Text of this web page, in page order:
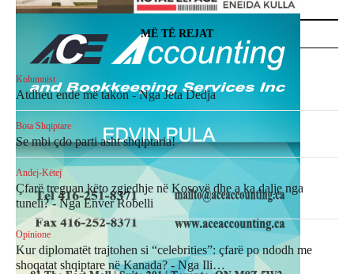
MË TË REJAT
Kolumnist
Atdheu ende më takon - Nga Jeta Dedja
Bota Shqiptare
Se mbi çdo parti asht shqiptaria!
Andej-Këtej
Çfarë treguan këto zgjedhje në Kosovë dhe a ka dalje nga
tuneli? - Nga Enver Robelli
Opinione
Kur diplomatët trajtohen si “celebrities”: çfarë po ndodh me
shoqatat shqiptare në Kanada? - Nga Ili…